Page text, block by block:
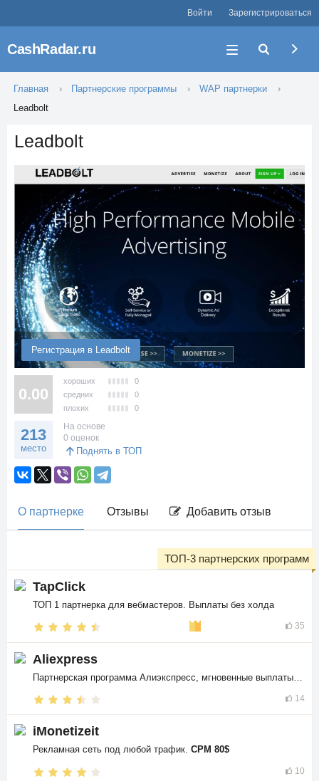
Войти Зарегистрироваться
CashRadar.ru
Главная Партнерские программы
WAP партнерки
Leadbolt
Leadbolt
Регистрация в Leadbolt
0.00
хороших
0
средних
0
плохих
0
213
место
На основе
0 оценок
Поднять в ТОП
О партнерке Отзывы Добавить отзыв
TapClick
ТОП 1 партнерка для вебмастеров. Выплаты без холда
35
ТОП-3 партнерских программ
Aliexpress
14
iMonetizeit
Рекламная сеть под любой трафик. CPM 80$
10